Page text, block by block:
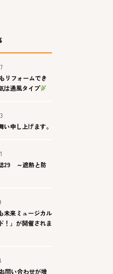
リフォームでき
は通風タイプ
い申し上げます。
29 ～遮熱と防
未来ミュージカル
！」が開催されま
問い合わせが増